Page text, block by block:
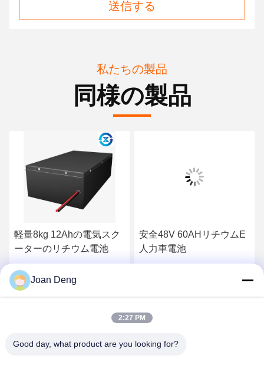
送信する
私たちの製品
同様の製品
軽量8kg 12Ahの電気スク
ーターのリチウム電池
最高 の 価格 を 入手 する
安全48V 60AHリチウムE
人力車電池
最高 の 価格 を 入手 する
Joan Deng
2:27 PM
Good day, what product are you looking for?